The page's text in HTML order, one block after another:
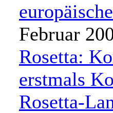
Februar
Rosetta:
erstmals
Rosetta-